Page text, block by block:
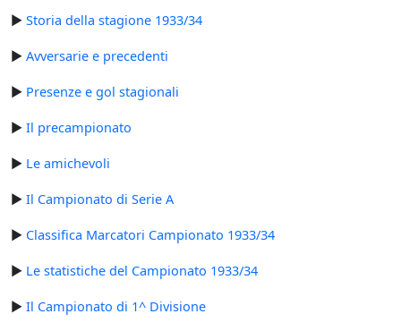
► Storia della stagione 1933/34
► Avversarie e precedenti
► Presenze e gol stagionali
► Il precampionato
► Le amichevoli
► Il Campionato di Serie A
► Classifica Marcatori Campionato 1933/34
► Le statistiche del Campionato 1933/34
► Il Campionato di 1^ Divisione